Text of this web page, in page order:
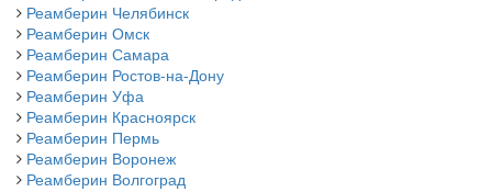
Реамберин Челябинск
Реамберин Омск
Реамберин Самара
Реамберин Ростов-на-Дону
Реамберин Уфа
Реамберин Красноярск
Реамберин Пермь
Реамберин Воронеж
Реамберин Волгоград